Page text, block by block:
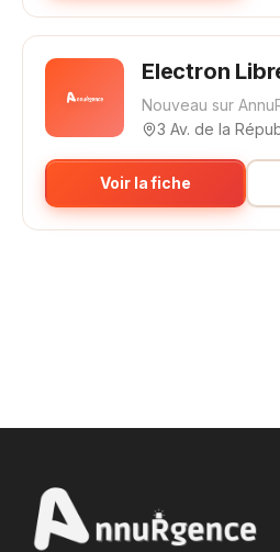
Electron
Nouveau sur
3 Av. de la
Voir la fiche